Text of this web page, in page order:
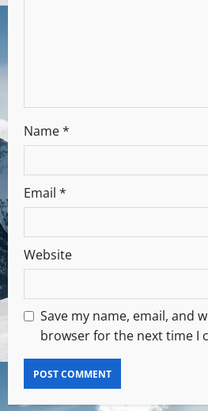
Name*
Email *
Website
Save my name, email, and
browser for the next time I